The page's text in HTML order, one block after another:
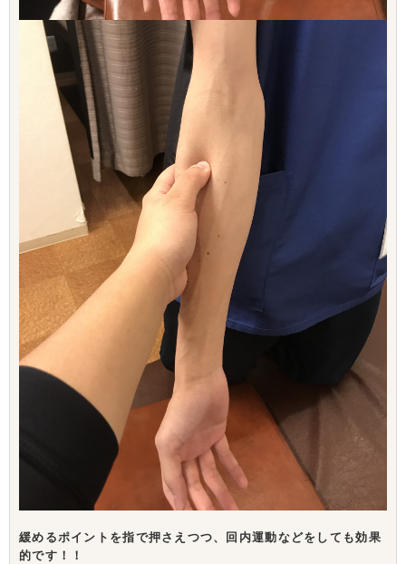
緩めるポイントを指で押さえつつ、回内運動などをしても効果
的です！！